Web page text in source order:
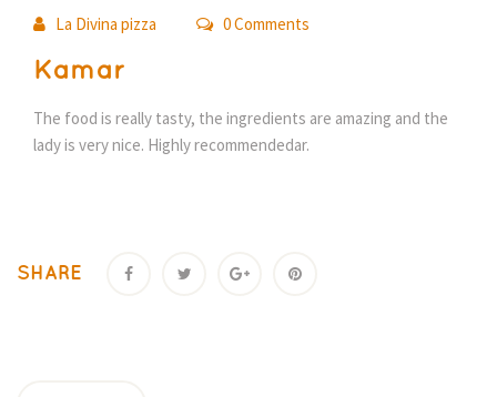
La Divina pizza 0 Comments
Kamar
The food is really tasty, the ingredients are amazing and the
lady is very nice. Highly recommendedar.
SHARE